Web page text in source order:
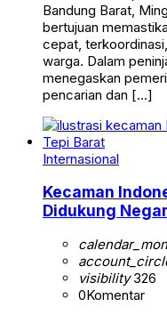
Bandung Barat,
bertujuan
cepat,
warga. Dalam
menegaskan
pencarian dan […]
Internasional
Kecaman
Didukung
visibility326
0Komentar